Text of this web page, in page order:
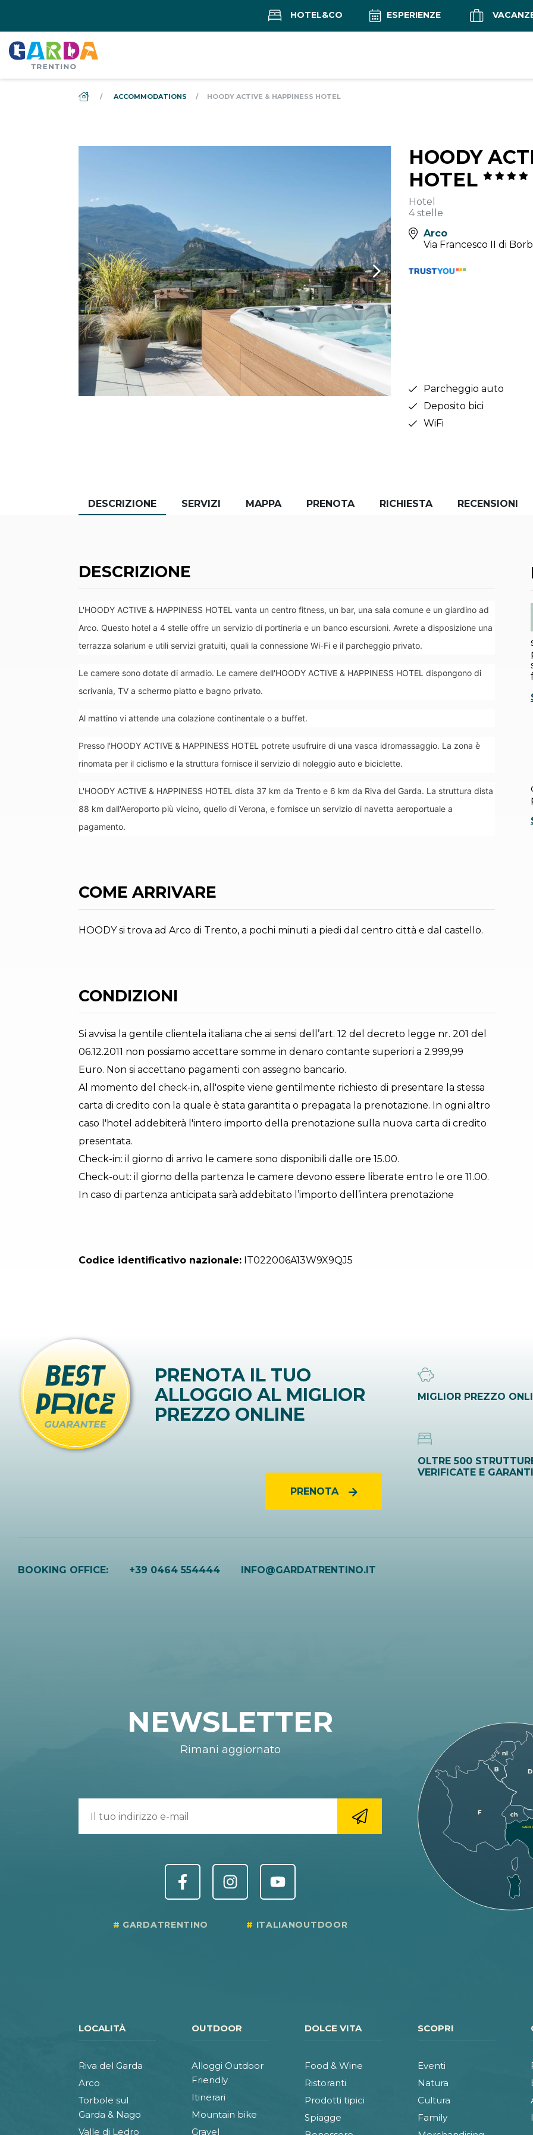
HOTEL&CO ESPERIENZE
DS_BREADCRUMB.HOME
ACCOMMODATIONS HOODY ACTIVE & HAPPINESS HOTEL
HOODY
HOTEL
Hotel
4 stelle
Arco
Via Francesco II di
Parcheggio auto
Deposito bici
WiFi
DESCRIZIONE SERVIZI MAPPA PRENOTA RICHIESTA RECENSIONI
DESCRIZIONE
L'HOODY ACTIVE & HAPPINESS HOTEL vanta un centro fitness, un bar, una sala comune e un giardino ad
Arco. Questo hotel a 4 stelle offre un servizio di portineria e un banco escursioni. Avrete a disposizione una
terrazza solarium e utili servizi gratuiti, quali la connessione Wi-Fi e il parcheggio privato.
Le camere sono dotate di armadio. Le camere dell'HOODY ACTIVE & HAPPINESS HOTEL dispongono di
scrivania, TV a schermo piatto e bagno privato.
Al mattino vi attende una colazione continentale o a buffet.
Presso l'HOODY ACTIVE & HAPPINESS HOTEL potrete usufruire di una vasca idromassaggio. La zona è
rinomata per il ciclismo e la struttura fornisce il servizio di noleggio auto e biciclette.
L'HOODY ACTIVE & HAPPINESS HOTEL dista 37 km da Trento e 6 km da Riva del Garda. La struttura dista
88 km dall'Aeroporto più vicino, quello di Verona, e fornisce un servizio di navetta aeroportuale a
pagamento.
COME ARRIVARE
HOODY si trova ad Arco di Trento, a pochi minuti a piedi dal centro città e dal castello.
CONDIZIONI
Si avvisa la gentile clientela italiana che ai sensi dell’art. 12 del decreto legge nr. 201 del
06.12.2011 non possiamo accettare somme in denaro contante superiori a 2.999,99
Euro. Non si accettano pagamenti con assegno bancario.
Al momento del check-in, all'ospite viene gentilmente richiesto di presentare la stessa
carta di credito con la quale è stata garantita o prepagata la prenotazione. In ogni altro
caso l'hotel addebiterà l'intero importo della prenotazione sulla nuova carta di credito
presentata.
Check-in: il giorno di arrivo le camere sono disponibili dalle ore 15.00.
Check-out: il giorno della partenza le camere devono essere liberate entro le ore 11.00.
In caso di partenza anticipata sarà addebitato l’importo dell’intera prenotazione
Codice identificativo nazionale: IT022006A13W9X9QJ5
PRENOTA IL TUO
ALLOGGIO AL MIGLIOR
PREZZO ONLINE
PRENOTA
MIGLIOR PREZZO
OLTRE 500
VERIFICATE E
BOOKING OFFICE: +39 0464 554444 INFO@GARDATRENTINO.IT
NEWSLETTER
Rimani aggiornato
GARDATRENTINO ITALIANOUTDOOR
LOCALITÀ
Riva del Garda
Arco
Torbole sul
Garda & Nago
Valle di Ledro
OUTDOOR
Alloggi Outdoor
Friendly
Itinerari
Mountain bike
Gravel
DOLCE VITA
Food & Wine
Ristoranti
Prodotti tipici
Spiagge
SCOPRI
Eventi
Natura
Cultura
Family